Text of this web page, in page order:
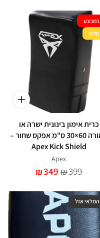
במבצע
חדש
כרית אימון בינונית ישרה או
קמורה 60×30 ס"מ אפקס שחור –
Apex Kick Shield
Apex
₪349 ₪399
המלאי אזל